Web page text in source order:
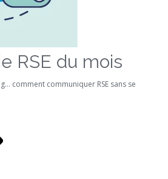
RSE du mois
comment communiquer RSE sans se